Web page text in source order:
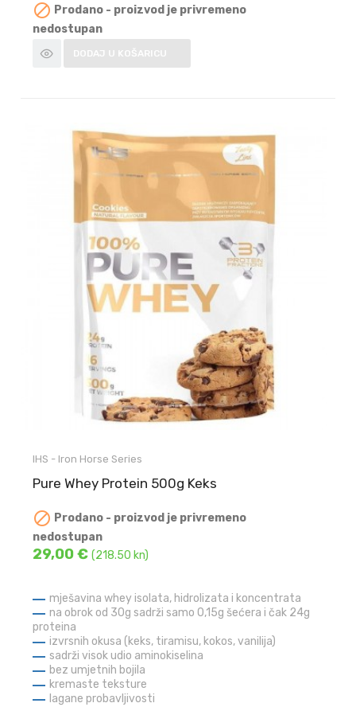
 Prodano - proizvod je privremeno
nedostupan
DODAJ U KOŠARICU
IHS - Iron Horse Series
Pure Whey Protein 500g Keks
 Prodano - proizvod je privremeno
nedostupan
29,00 €(218.50 kn)
mješavina whey isolata, hidrolizata i koncentrata
na obrok od 30g sadrži samo 0,15g šećera i čak 24g
proteina
izvrsnih okusa (keks, tiramisu, kokos, vanilija)
sadrži visok udio aminokiselina
bez umjetnih bojila
kremaste teksture
lagane probavljivosti